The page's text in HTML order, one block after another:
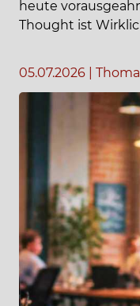
heute
Thought ist
05.07.2026